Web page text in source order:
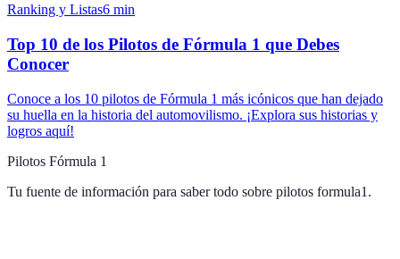
Ranking y Listas6 min
Top 10 de los Pilotos de Fórmula 1 que Debes
Conocer
Conoce a los 10 pilotos de Fórmula 1 más icónicos que han dejado
su huella en la historia del automovilismo. ¡Explora sus historias y
logros aquí!
Pilotos Fórmula 1
Tu fuente de información para saber todo sobre pilotos formula1 .